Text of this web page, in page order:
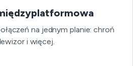
na jednym planie: chroń
i więcej.